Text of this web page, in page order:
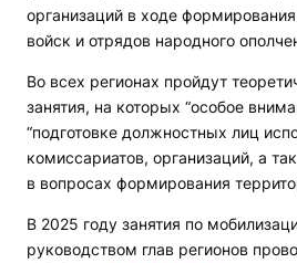
организаций в ходе
войск и отрядов народного
Во всех регионах пройдут
занятия, на которых “особое
“подготовке должностных лиц
комиссариатов, организаций, а
в вопросах формирования
В 2025 году занятия по
руководством глав регионов